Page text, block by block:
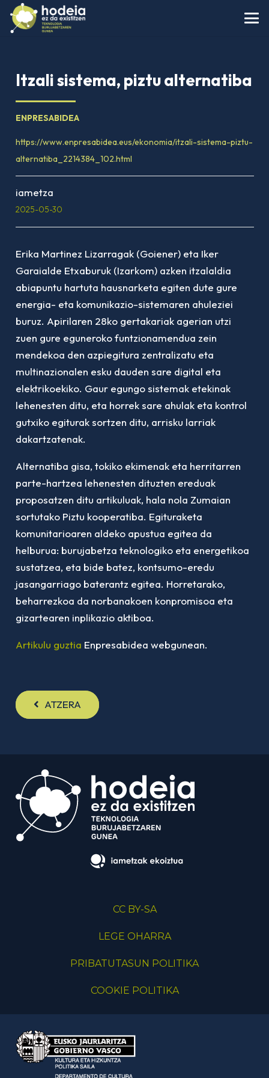
Itzali sistema, piztu alternatiba
ENPRESABIDEA
https://www.enpresabidea.eus/ekonomia/itzali-sistema-piztu-
alternatiba_2214384_102.html
iametza
2025-05-30
Erika Martinez Lizarragak (Goiener) eta Iker
Garaialde Etxaburuk (Izarkom) azken itzalaldia
abiapuntu hartuta hausnarketa egiten dute gure
energia- eta komunikazio-sistemaren ahuleziei
buruz. Apirilaren 28ko gertakariak agerian utzi
zuen gure eguneroko funtzionamendua zein
mendekoa den azpiegitura zentralizatu eta
multinazionalen esku dauden sare digital eta
elektrikoekiko. Gaur egungo sistemak etekinak
lehenesten ditu, eta horrek sare ahulak eta kontrol
gutxiko egiturak sortzen ditu, arrisku larriak
dakartzatenak.
Alternatiba gisa, tokiko ekimenak eta herritarren
parte-hartzea lehenesten dituzten ereduak
proposatzen ditu artikuluak, hala nola Zumaian
sortutako Piztu kooperatiba. Egituraketa
komunitarioaren aldeko apustua egitea da
helburua: burujabetza teknologiko eta energetikoa
sustatzea, eta bide batez, kontsumo-eredu
jasangarriago baterantz egitea. Horretarako,
beharrezkoa da norbanakoen konpromisoa eta
gizartearen inplikazio aktiboa.
Artikulu guztia Enpresabidea webgunean.
ATZERA
CC BY-SA
LEGE OHARRA
PRIBATUTASUN POLITIKA
COOKIE POLITIKA